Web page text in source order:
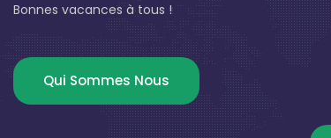
Bonnes vacances à tous !
Qui Sommes Nous